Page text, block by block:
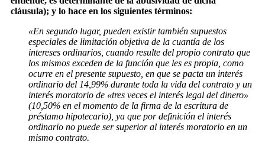
cláusula); y lo hace en los siguientes términos:
«En segundo lugar, pueden existir también supuestos
especiales de limitación objetiva de la cuantía de los
intereses ordinarios, cuando resulte del propio contrato que
los mismos exceden de la función que les es propia, como
ocurre en el presente supuesto, en que se pacta un interés
ordinario del 14,99% durante toda la vida del contrato y un
interés moratorio de «tres veces el interés legal del dinero»
(10,50% en el momento de la firma de la escritura de
préstamo hipotecario), ya que por definición el interés
ordinario no puede ser superior al interés moratorio en un
mismo contrato.